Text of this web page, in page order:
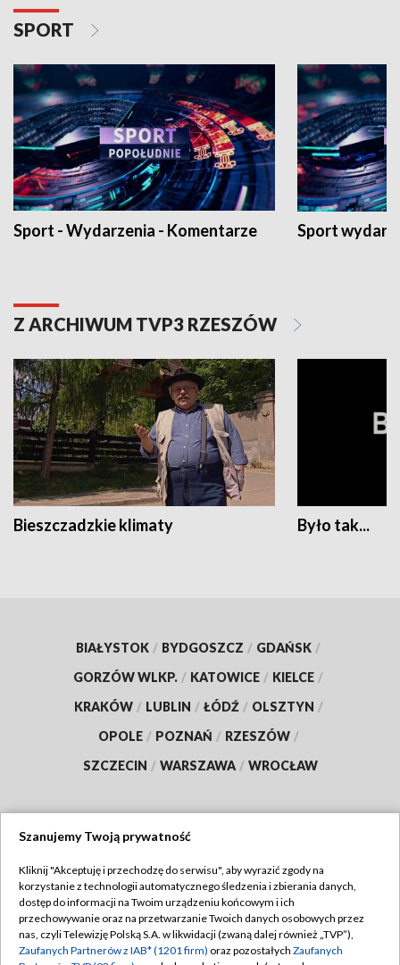
SPORT
Sport - Wydarzenia - Komentarze Sport
Z ARCHIWUM TVP3 RZESZÓW
Bieszczadzkie klimaty Było tak...
BIAŁYSTOK / BYDGOSZCZ / GDAŃSK /
GORZÓW WLKP. / KATOWICE / KIELCE /
KRAKÓW / LUBLIN / ŁÓDŹ / OLSZTYN /
OPOLE / POZNAŃ / RZESZÓW /
SZCZECIN / WARSZAWA / WROCŁAW
TVP
Abonament TVP
Emisja w TVP
Regulamin TVP
Polityka prywatności
Szanujemy Twoją prywatność
Kliknij "Akceptuję i przechodzę do serwisu", aby wyrazić zgody na
korzystanie z technologii automatycznego śledzenia i zbierania danych,
dostęp do informacji na Twoim urządzeniu końcowym i ich
przechowywanie oraz na przetwarzanie Twoich danych osobowych przez
nas, czyli Telewizję Polską S.A. w likwidacji (zwaną dalej również „TVP”),
Zaufanych Partnerów z IAB* (1201 firm) oraz pozostałych Zaufanych